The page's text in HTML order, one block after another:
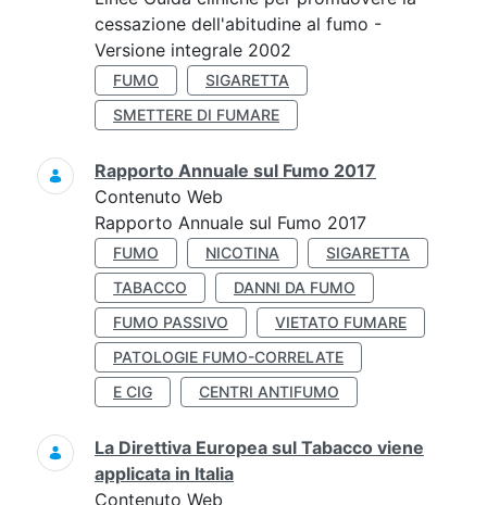
cessazione dell'abitudine al fumo -
Versione integrale 2002
FUMO
SIGARETTA
SMETTERE DI FUMARE
Rapporto Annuale sul Fumo 2017
Contenuto Web
Rapporto Annuale sul Fumo 2017
FUMO NICOTINA
SIGARETTA
TABACCO
DANNI DA FUMO
FUMO PASSIVO
VIETATO FUMARE
PATOLOGIE FUMO-CORRELATE
E CIG
CENTRI ANTIFUMO
La Direttiva Europea sul Tabacco viene
applicata in Italia
Contenuto Web